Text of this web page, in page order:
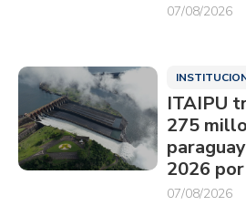
07/08/2026
ITAIPU
275
2026
07/08/2026